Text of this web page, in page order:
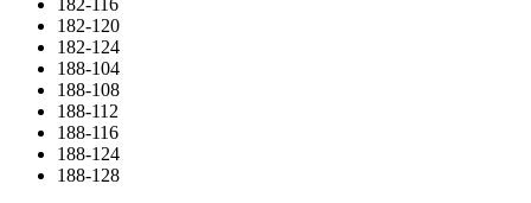
182-120
182-124
188-104
188-108
188-112
188-116
188-124
188-128